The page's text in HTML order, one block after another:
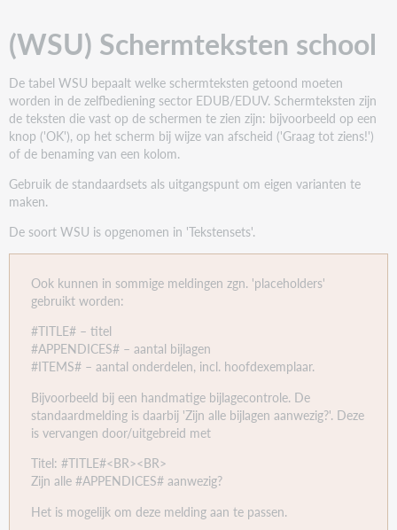
anders! Leg het terug.
0045
Dit kan niet worden verlengd.
Exemplaar is niet verlengbaar
0046
Lenen niet mogelijk: uw leenstrippen zijn op.
uitgeleend
Deze pas is ongeldig.
Let op! de lener heeft geen geldig abonnement!
0054
(WSU) Schermteksten school
De tabel WSU bepaalt welke schermteksten getoond moeten
worden in de zelfbediening sector EDUB/EDUV. Schermteksten zijn
de teksten die vast op de schermen te zien zijn: bijvoorbeeld op een
knop ('OK'), op het scherm bij wijze van afscheid ('Graag tot ziens!')
of de benaming van een kolom.
Gebruik de standaardsets als uitgangspunt om eigen varianten te
maken.
De soort WSU is opgenomen in 'Tekstensets'.
Ook kunnen in sommige meldingen zgn. 'placeholders'
gebruikt worden:
#TITLE# – titel
#APPENDICES# – aantal bijlagen
#ITEMS# – aantal onderdelen, incl. hoofdexemplaar.
Bijvoorbeeld bij een handmatige bijlagecontrole. De
standaardmelding is daarbij 'Zijn alle bijlagen aanwezig?'. Deze
is vervangen door/uitgebreid met
Titel: #TITLE#<BR><BR>
Zijn alle #APPENDICES# aanwezig?
Het is mogelijk om deze melding aan te passen.